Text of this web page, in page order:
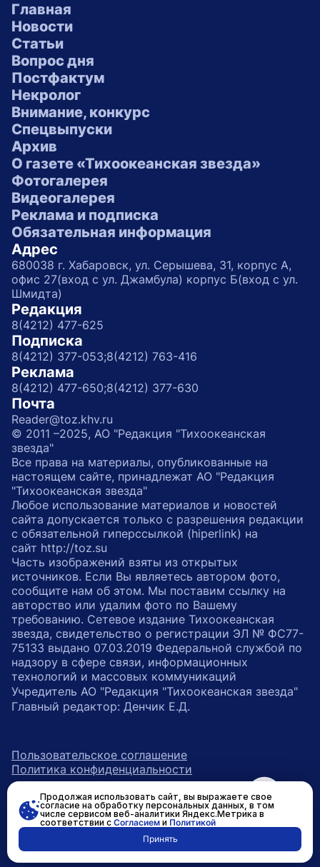
Главная
Новости
Статьи
Вопрос дня
Постфактум
Некролог
Внимание, конкурс
Спецвыпуски
Архив
О газете «Тихоокеанская звезда»
Фотогалерея
Видеогалерея
Реклама и подписка
Обязательная информация
Адрес
680038 г. Хабаровск, ул. Серышева, 31, корпус А,
офис 27(вход с ул. Джамбула) корпус Б(вход с ул.
Шмидта)
Редакция
8(4212) 477-625
Подписка
8(4212) 377-053;8(4212) 763-416
Реклама
8(4212) 477-650;8(4212) 377-630
Почта
Reader@toz.khv.ru
© 2011 –2025, АО "Редакция "Тихоокеанская
звезда"
Все права на материалы, опубликованные на
настоящем сайте, принадлежат АО "Редакция
"Тихоокеанская звезда"
Любое использование материалов и новостей
сайта допускается только с разрешения редакции
с обязательной гиперссылкой (hiperlink) на
сайт http://toz.su
Часть изображений взяты из открытых
источников. Если Вы являетесь автором фото,
сообщите нам об этом. Мы поставим ссылку на
авторство или удалим фото по Вашему
требованию. Сетевое издание Тихоокеанская
звезда, свидетельство о регистрации ЭЛ № ФС77-
75133 выдано 07.03.2019 Федеральной службой по
надзору в сфере связи, информационных
технологий и массовых коммуникаций
Учредитель АО "Редакция "Тихоокеанская звезда"
Главный редактор: Денчик Е.Д.
Пользовательское соглашение
Политика конфиденциальности
ссылка на главную
возрастное ограничение 16+
ссылка на страницу в Вконтакте
ссылка на страницу в
ссылка на канал в
Разработано в
Продолжая использовать сайт, вы выражаете свое
согласие на обработку персональных данных, в том
числе сервисом веб-аналитики Яндекс.Метрика в
соответствии с Согласиеми Политикой
Принять